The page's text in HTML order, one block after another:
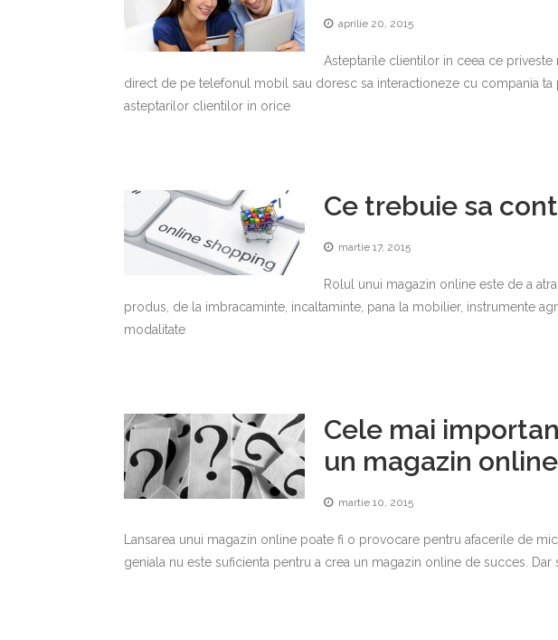
aprilie 20, 2015
Asteptarile clientilor in ceea ce
direct de pe telefonul mobil sau doresc sa interactioneze cu compania
asteptarilor clientilor in orice
Ce trebuie sa
martie 17, 2015
Rolul unui magazin online este de a
produs, de la imbracaminte, incaltaminte, pana la mobilier, instrumente
modalitate
Cele mai
un magazin online
martie 10, 2015
Lansarea unui magazin online poate fi o provocare pentru afacerile de
geniala nu este suficienta pentru a crea un magazin online de succes.